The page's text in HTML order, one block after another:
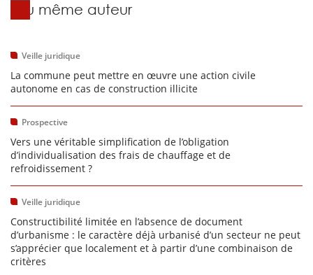
Du même auteur
Veille juridique
La commune peut mettre en œuvre une action civile
autonome en cas de construction illicite
Prospective
Vers une véritable simplification de l’obligation
d’individualisation des frais de chauffage et de
refroidissement ?
Veille juridique
Constructibilité limitée en l’absence de document
d’urbanisme : le caractère déjà urbanisé d’un secteur ne peut
s’apprécier que localement et à partir d’une combinaison de
critères